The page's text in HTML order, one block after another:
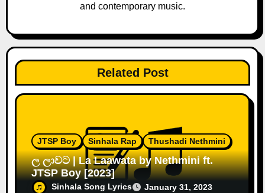
n
and contemporary music.
Related Post
JTSP Boy Sinhala Rap Thushadi Nethmini
ල ලාවට | La Laawata by Nethmini ft.
JTSP Boy [2023]
Sinhala Song Lyrics January 31, 2023